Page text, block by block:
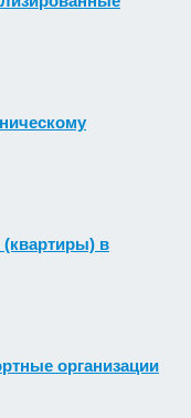
в
организации